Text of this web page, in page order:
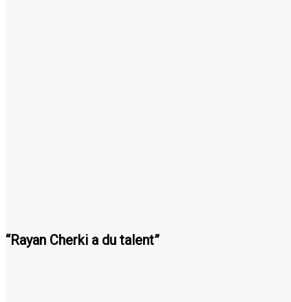
“Rayan Cherki a du talent”